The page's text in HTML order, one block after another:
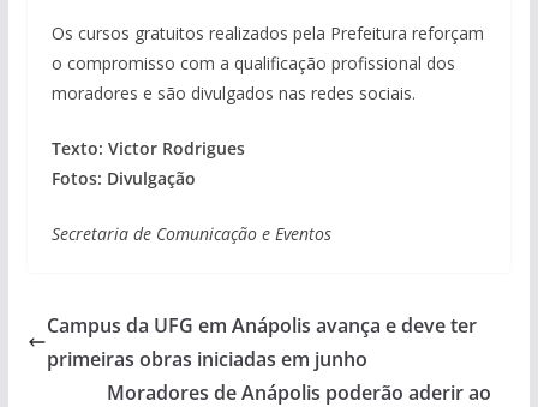
Os cursos gratuitos realizados pela Prefeitura reforçam
o compromisso com a qualificação profissional dos
moradores e são divulgados nas redes sociais.
Texto: Victor Rodrigues
Fotos: Divulgação
Secretaria de Comunicação e Eventos
Campus da UFG em Anápolis avança e deve ter
primeiras obras iniciadas em junho
Moradores de Anápolis poderão aderir ao